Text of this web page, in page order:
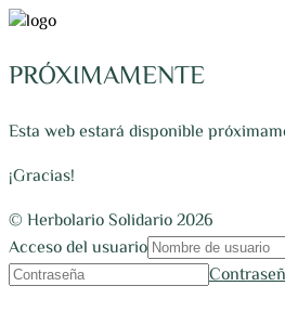
PRÓXIMAMENTE
Esta web estará disponible
¡Gracias!
© Herbolario Solidario 2026
Acceso del usuario